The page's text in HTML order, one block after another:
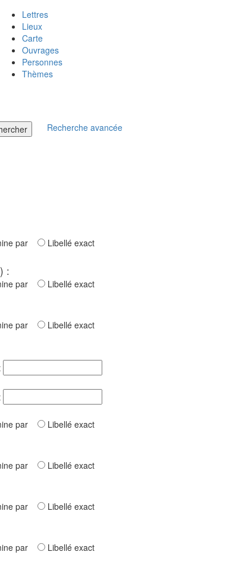
Lettres
Lieux
Carte
Ouvrages
Personnes
Thèmes
Recherche avancée
par Libellé exact
:
par Libellé exact
par Libellé exact
par Libellé exact
par Libellé exact
par Libellé exact
par Libellé exact